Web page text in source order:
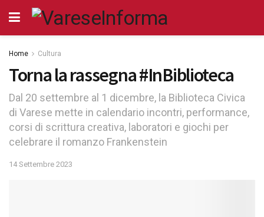
Home Cultura
Torna la rassegna #InBiblioteca
Dal 20 settembre al 1 dicembre, la Biblioteca Civica
di Varese mette in calendario incontri, performance,
corsi di scrittura creativa, laboratori e giochi per
celebrare il romanzo Frankenstein
14 Settembre 2023